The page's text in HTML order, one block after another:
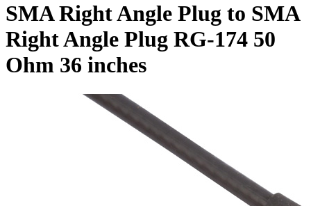
SMA Right Angle Plug to SMA
Right Angle Plug RG-174 50
Ohm 36 inches